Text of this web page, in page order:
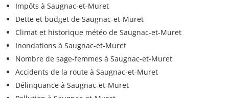
Impôts à Saugnac-et-Muret
Dette et budget de Saugnac-et-Muret
Climat et historique météo de Saugnac-et-Muret
Inondations à Saugnac-et-Muret
Nombre de sage-femmes à Saugnac-et-Muret
Accidents de la route à Saugnac-et-Muret
Délinquance à Saugnac-et-Muret